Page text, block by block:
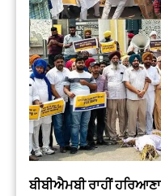
ਬੀਬੀਐਮਬੀ ਰਾਹੀਂ